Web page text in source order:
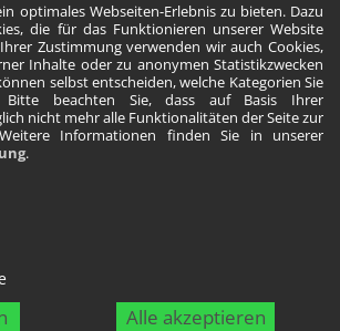
optimales Webseiten-Erlebnis zu bieten. Dazu
die für das Funktionieren unserer Website
Zustimmung verwenden wir auch Cookies,
Inhalte oder zu anonymen Statistikzwecken
selbst entscheiden, welche Kategorien Sie
Bitte beachten Sie, dass auf Basis Ihrer
nicht mehr alle Funktionalitäten der Seite zur
Informationen finden Sie in unserer
.
Alle akzeptieren